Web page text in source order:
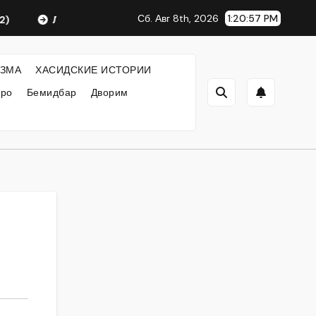
Любавический Ребе ФИЛОСОФИЯ ХАСИДИЗМА
Сб. Авг 8th, 2026 1:20:57 PM
ХАСИДСКИЕ ИСТОРИИ
Бемидбар
Дворим